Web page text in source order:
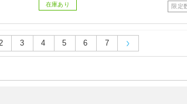
在庫あり 限定
3 4 5 6 7